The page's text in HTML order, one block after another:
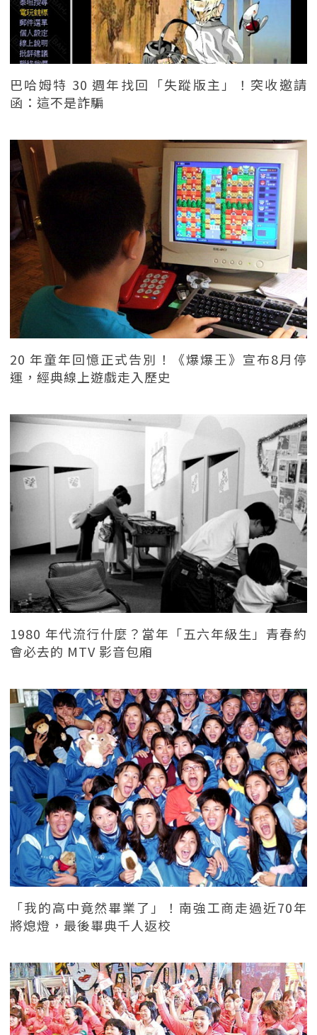
巴哈姆特 30 週年找回「失蹤版主」！突收邀請
函：這不是詐騙
20 年童年回憶正式告別！《爆爆王》宣布8月停
運，經典線上遊戲走入歷史
1980 年代流行什麼？當年「五六年級生」青春約
會必去的 MTV 影音包廂
「我的高中竟然畢業了」！南強工商走過近70年
將熄燈，最後畢典千人返校